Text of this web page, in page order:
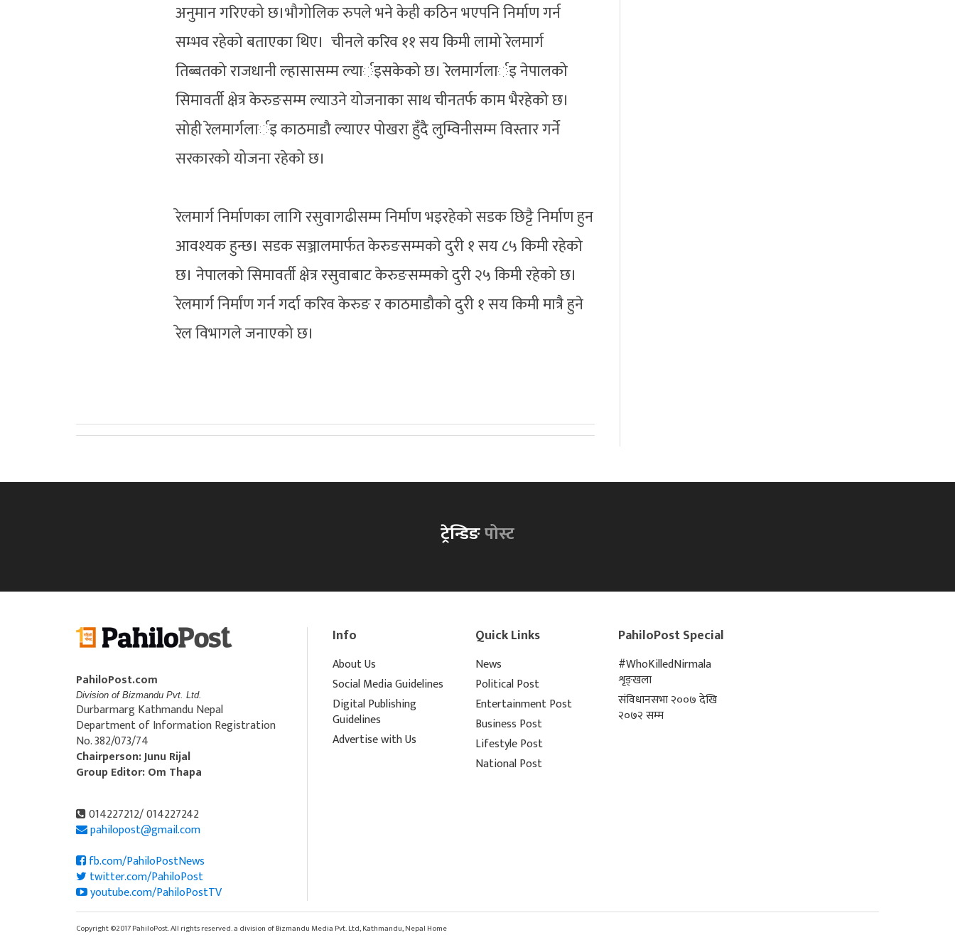
अनुमान गरिएको छ।भौगोलिक रुपले भने केही कठिन भएपनि निर्माण गर्न
सम्भव रहेको बताएका थिए। चीनले करिव ११ सय किमी लामो रेलमार्ग
तिब्बतको राजधानी ल्हासासम्म ल्यार्इसकेको छ। रेलमार्गलार्इ नेपालको
सिमावर्ती क्षेत्र केरुङसम्म ल्याउने योजनाका साथ चीनतर्फ काम भैरहेको छ।
सोही रेलमार्गलार्इ काठमाडौ ल्याएर पोखरा हुँदै लुम्विनीसम्म विस्तार गर्ने
सरकारको योजना रहेको छ।
रेलमार्ग निर्माणका लागि रसुवागढीसम्म निर्माण भइरहेको सडक छिट्टै निर्माण हुन
आवश्यक हुन्छ। सडक सञ्जालमार्फत केरुङसम्मको दुरी १ सय ८५ किमी रहेको
छ। नेपालको सिमावर्ती क्षेत्र रसुवाबाट केरुङसम्मको दुरी २५ किमी रहेको छ।
रेलमार्ग निर्मांण गर्न गर्दा करिव केरुङ र काठमाडौको दुरी १ सय किमी मात्रै हुने
रेल विभागले जनाएको छ।
ट्रेन्डिङपोस्ट
PahiloPost.com
Division of Bizmandu Pvt. Ltd.
Durbarmarg Kathmandu Nepal
Department of Information Registration
No. 382/073/74
Chairperson: Junu Rijal
Group Editor: Om Thapa
014227212/ 014227242
pahilopost@gmail.com
fb.com/PahiloPostNews
twitter.com/PahiloPost
youtube.com/PahiloPostTV
Info
About Us
Social Media Guidelines
Digital Publishing
Guidelines
Advertise with Us
Quick Links
News
Political Post
Entertainment Post
Business Post
Lifestyle Post
National Post
PahiloPost Special
#WhoKilledNirmala
शृङ्खला
संविधानसभा २००७ देखि
२०७२ सम्म
Copyright ©2017 PahiloPost. All rights reserved. a division of Bizmandu Media Pvt. Ltd, Kathmandu, Nepal Home